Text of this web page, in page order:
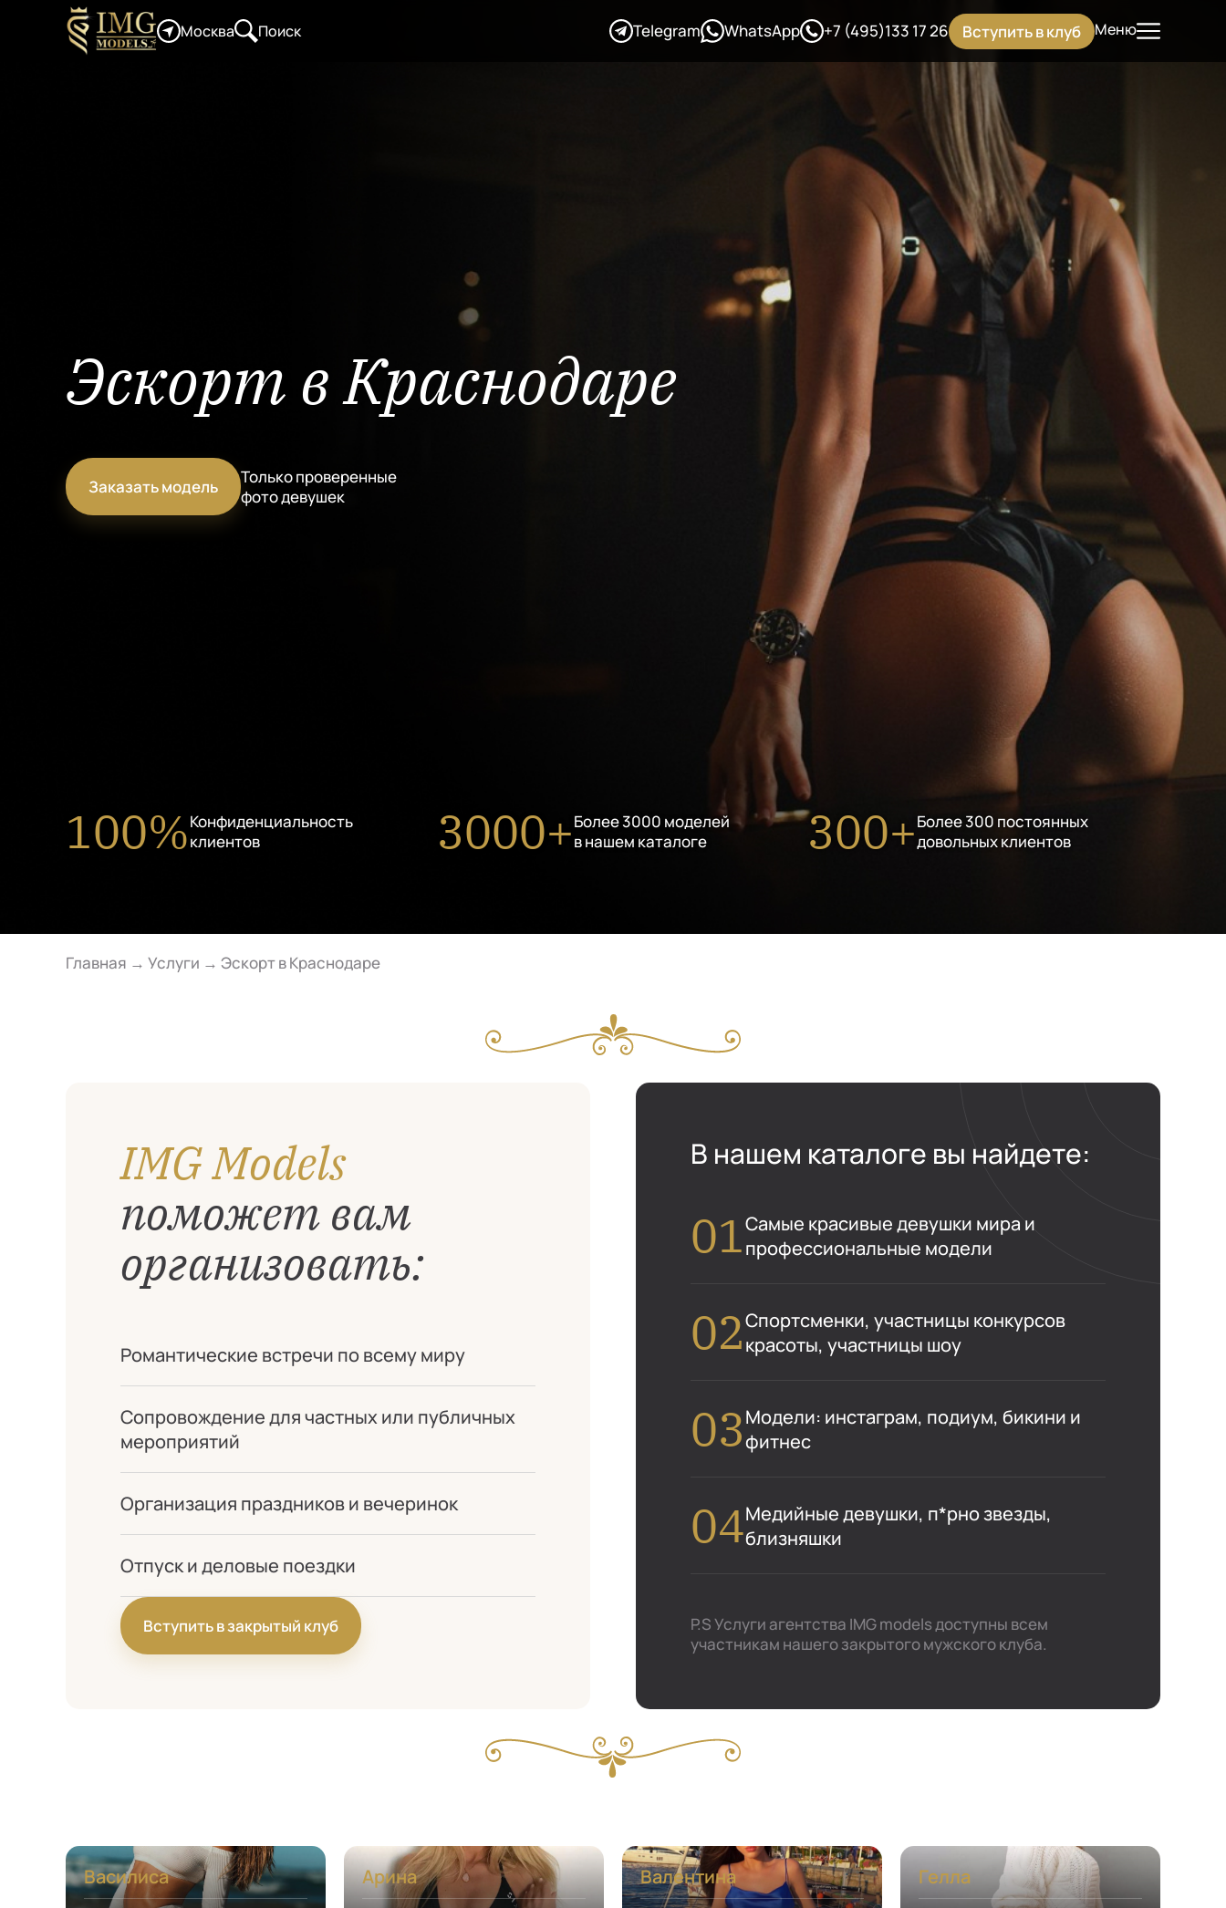
Москва Поиск Telegram WhatsApp +7 (495)133 17 26 Вступить в клуб Меню
Эскорт в Краснодаре
Заказать модель
Только проверенные
фото девушек
100%Конфиденциальность
клиентов
3000+Более 3000 моделей
в нашем каталоге
300+Более 300 постоянных
довольных клиентов
Главная → Услуги → Эскорт в Краснодаре
IMG Models
поможет вам
организовать:
Романтические встречи по всему миру
Сопровождение для частных или публичных
мероприятий
Организация праздников и вечеринок
Отпуск и деловые поездки
Вступить в закрытый клуб
В нашем каталоге вы найдете:
Самые красивые девушки мира и
профессиональные модели
Спортсменки, участницы конкурсов
красоты, участницы шоу
Модели: инстаграм, подиум, бикини и
фитнес
Медийные девушки, п*рно звезды,
близняшки
P.S Услуги агентства IMG models доступны всем
участникам нашего закрытого мужского клуба.
Василиса Арина Валентина Гелла